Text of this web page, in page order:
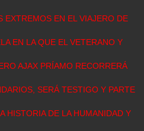
EXTREMOS EN EL VIAJERO DE
EN LA QUE EL VETERANO Y
AJAX PRÍAMO RECORRERÁ
SERÁ TESTIGO Y PARTE
HISTORIA DE LA HUMANIDAD Y